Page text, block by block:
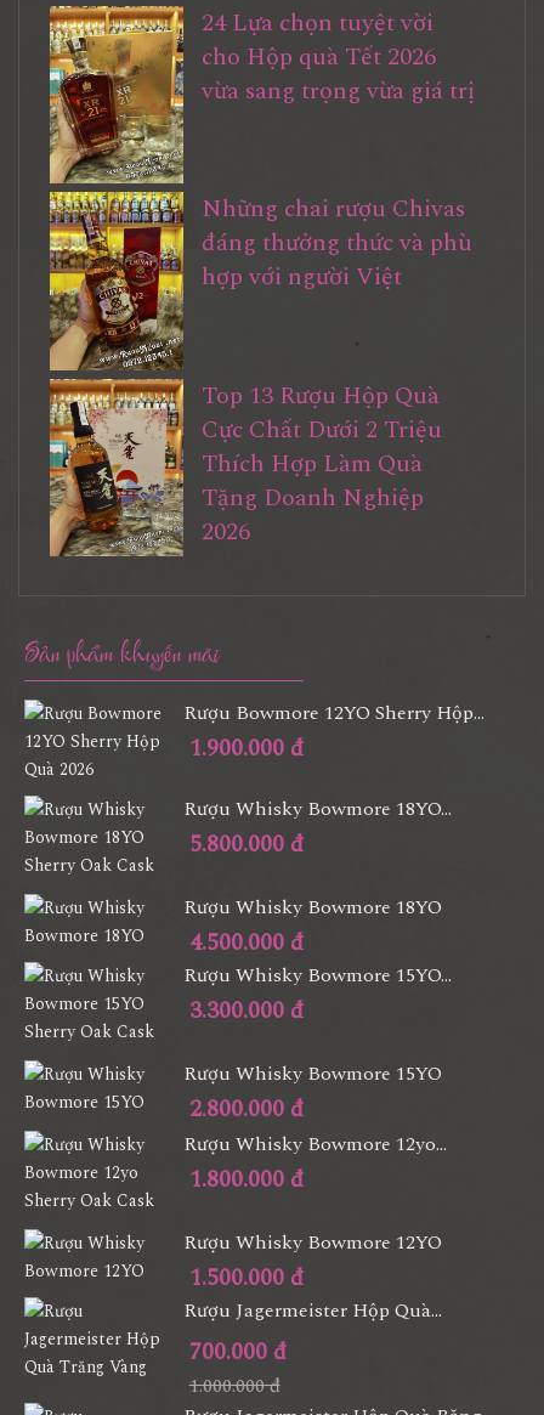
24 Lựa chọn tuyệt vời
cho Hộp quà Tết 2026
vừa sang trọng vừa giá trị
Những chai rượu Chivas
đáng thưởng thức và phù
hợp với người Việt
Top 13 Rượu Hộp Quà
Cực Chất Dưới 2 Triệu
Thích Hợp Làm Quà
Tặng Doanh Nghiệp
2026
Sản phẩm khuyến mãi
Rượu Bowmore 12YO Sherry Hộp...
1.900.000 đ
Rượu Whisky Bowmore 18YO...
5.800.000 đ
Rượu Whisky Bowmore 18YO
4.500.000 đ
Rượu Whisky Bowmore 15YO...
3.300.000 đ
Rượu Whisky Bowmore 15YO
2.800.000 đ
Rượu Whisky Bowmore 12yo...
1.800.000 đ
Rượu Whisky Bowmore 12YO
1.500.000 đ
Rượu Jagermeister Hộp Quà...
700.000 đ
1.000.000 đ